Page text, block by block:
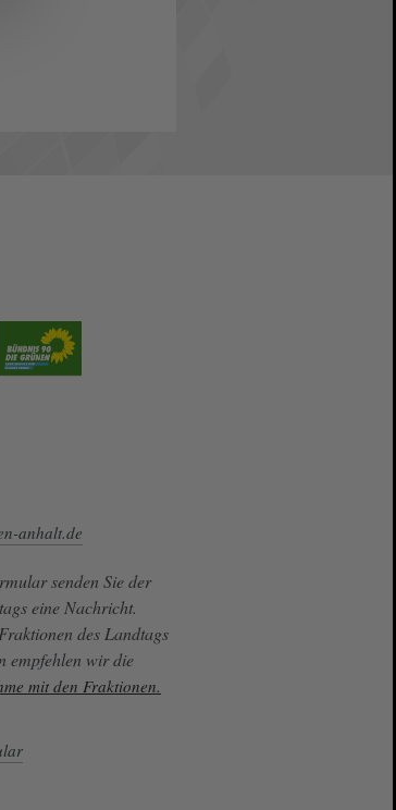
anhalt.de
senden Sie der
eine Nachricht.
des Landtags
empfehlen wir die
mit den Fraktionen.